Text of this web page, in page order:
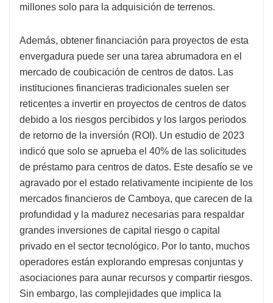
millones solo para la adquisición de terrenos.
Además, obtener financiación para proyectos de esta
envergadura puede ser una tarea abrumadora en el
mercado de coubicación de centros de datos. Las
instituciones financieras tradicionales suelen ser
reticentes a invertir en proyectos de centros de datos
debido a los riesgos percibidos y los largos periodos
de retorno de la inversión (ROI). Un estudio de 2023
indicó que solo se aprueba el 40% de las solicitudes
de préstamo para centros de datos. Este desafío se ve
agravado por el estado relativamente incipiente de los
mercados financieros de Camboya, que carecen de la
profundidad y la madurez necesarias para respaldar
grandes inversiones de capital riesgo o capital
privado en el sector tecnológico. Por lo tanto, muchos
operadores están explorando empresas conjuntas y
asociaciones para aunar recursos y compartir riesgos.
Sin embargo, las complejidades que implica la